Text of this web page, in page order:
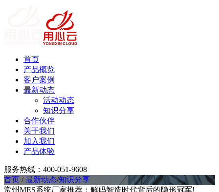
首页
产品概览
客户案例
最新动态
活动动态
知识分享
合作伙伴
关于我们
加入我们
产品体验
服务热线：400-051-9608
首页 /最新动态/知识分享
常州MES系统厂家推荐：解码智造时代背后的隐形冠军!